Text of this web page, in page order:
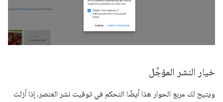
خيار النشر المؤجَّل
ويتيح لك مربع الحوار هذا أيضًا التحكم في توقيت نشر العنصر. إذا أزلت